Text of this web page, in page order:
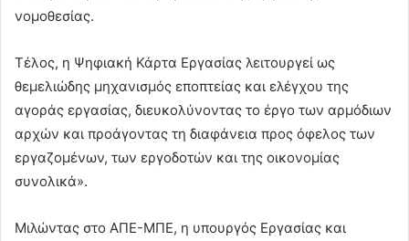
νομοθεσίας.
Τέλος, η Ψηφιακή Κάρτα Εργασίας λειτουργεί ως
θεμελιώδης μηχανισμός εποπτείας και ελέγχου της
αγοράς εργασίας, διευκολύνοντας το έργο των αρμόδιων
αρχών και προάγοντας τη διαφάνεια προς όφελος των
εργαζομένων, των εργοδοτών και της οικονομίας
συνολικά».
Μιλώντας στο ΑΠΕ-ΜΠΕ, η υπουργός Εργασίας και